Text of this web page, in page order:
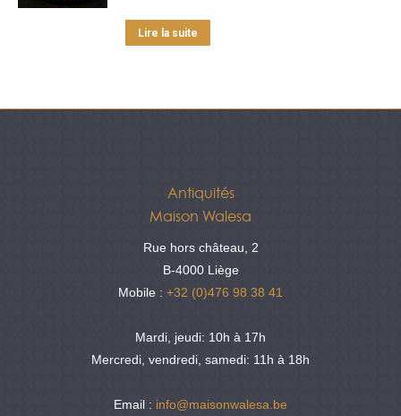
Lire la suite
Antiquités
Maison Walesa
Rue hors château, 2
B-4000 Liège
Mobile : +32 (0)476 98 38 41
Mardi, jeudi: 10h à 17h
Mercredi, vendredi, samedi: 11h à 18h
Email : info@maisonwalesa.be